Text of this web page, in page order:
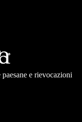
e rievocazioni